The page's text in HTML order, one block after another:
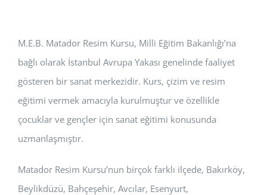
M.E.B. Matador Resim Kursu, Milli Eğitim Bakanlığı’na
bağlı olarak İstanbul Avrupa Yakası genelinde faaliyet
gösteren bir sanat merkezidir. Kurs, çizim ve resim
eğitimi vermek amacıyla kurulmuştur ve özellikle
çocuklar ve gençler için sanat eğitimi konusunda
uzmanlaşmıştır.
Matador Resim Kursu’nun birçok farklı ilçede, Bakırköy,
Beylikdüzü, Bahçeşehir, Avcılar, Esenyurt,